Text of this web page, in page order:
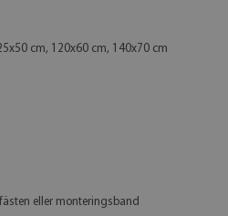
cm, 120x60 cm, 140x70 cm
eller monteringsband